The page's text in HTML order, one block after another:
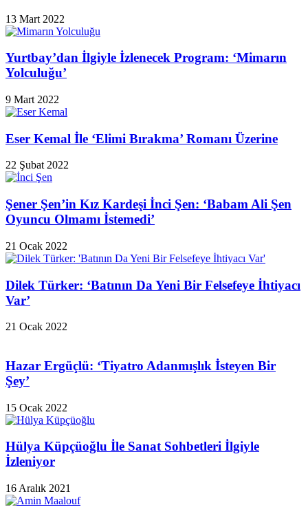
13 Mart 2022
Yurtbay’dan İlgiyle İzlenecek Program: ‘Mimarın
Yolculuğu’
9 Mart 2022
Eser Kemal İle ‘Elimi Bırakma’ Romanı Üzerine
22 Şubat 2022
Şener Şen’in Kız Kardeşi İnci Şen: ‘Babam Ali Şen
Oyuncu Olmamı İstemedi’
21 Ocak 2022
Dilek Türker: ‘Batının Da Yeni Bir Felsefeye İhtiyacı
Var’
21 Ocak 2022
Hazar Ergüçlü: ‘Tiyatro Adanmışlık İsteyen Bir
Şey’
15 Ocak 2022
Hülya Küpçüoğlu İle Sanat Sohbetleri İlgiyle
İzleniyor
16 Aralık 2021